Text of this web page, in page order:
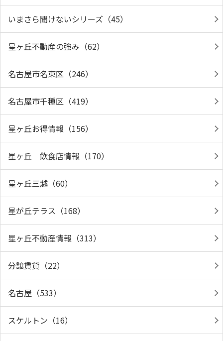
いまさら聞けないシリーズ（45）
星ヶ丘不動産の強み（62）
名古屋市名東区（246）
名古屋市千種区（419）
星ヶ丘お得情報（156）
星ヶ丘 飲食店情報（170）
星ヶ丘三越（60）
星が丘テラス（168）
星ヶ丘不動産情報（313）
分譲賃貸（22）
名古屋（533）
スケルトン（16）